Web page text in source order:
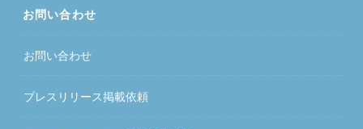
お問い合わせ
お問い合わせ
プレスリリース掲載依頼